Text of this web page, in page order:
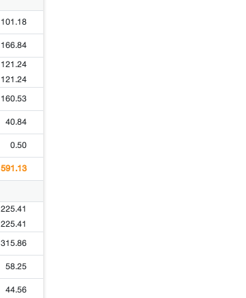
101.18
166.84
121.24
121.24
160.53
40.84
0.50
591.13
225.41
225.41
315.86
58.25
44.56